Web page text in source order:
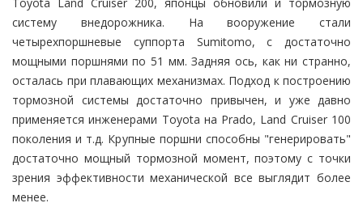
систему внедорожника. На вооружение стали
четырехпоршневые суппорта Sumitomo, с достаточно
мощными поршнями по 51 мм. Задняя ось, как ни странно,
осталась при плавающих механизмах. Подход к построению
тормозной системы достаточно привычен, и уже давно
применяется инженерами Toyota на Prado, Land Cruiser 100
поколения и т.д. Крупные поршни способны "генерировать"
достаточно мощный тормозной момент, поэтому с точки
зрения эффективности механической все выглядит более
менее.